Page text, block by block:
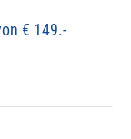
€ 149.-